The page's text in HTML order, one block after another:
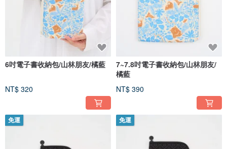
6吋電子書收納包/山林朋友/橘藍
NT$ 320
7~7.8吋電子書收納包/山林朋友/
橘藍
NT$ 390
免運 免運